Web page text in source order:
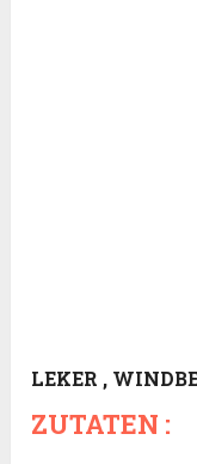
LEKER ,
ZUTATEN :